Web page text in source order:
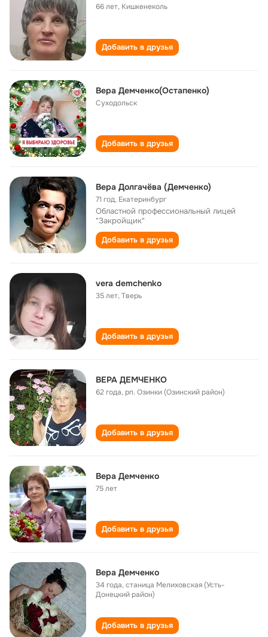
66 лет, Кишкенеколь
Добавить в друзья
Вера Демченко(Остапенко)
Суходольск
Добавить в друзья
Вера Долгачёва (Демченко)
71 год, Екатеринбург
Областной профессиональный лицей
"Закройщик"
Добавить в друзья
vera demchenko
35 лет,Тверь
Добавить в друзья
ВЕРА ДЕМЧЕНКО
62 года,рп. Озинки (Озинский район)
Добавить в друзья
Вера Демченко
75 лет
Добавить в друзья
Вера Демченко
34 года,станица Мелиховская (Усть-
Донецкий район)
Добавить в друзья